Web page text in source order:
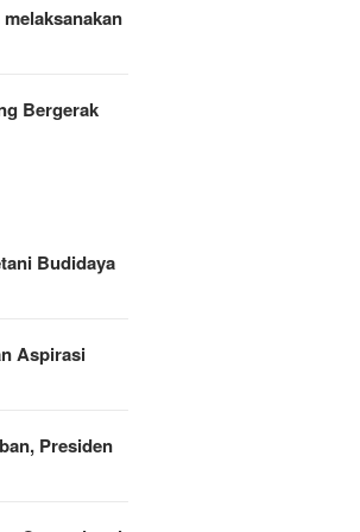
Bergerak
Budidaya
Aspirasi
Presiden